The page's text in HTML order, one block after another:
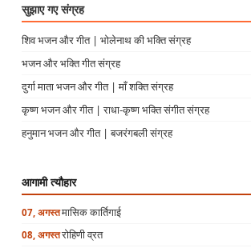
सुझाए गए संग्रह
शिव भजन और गीत | भोलेनाथ की भक्ति संग्रह
भजन और भक्ति गीत संग्रह
दुर्गा माता भजन और गीत | माँ शक्ति संग्रह
कृष्ण भजन और गीत | राधा-कृष्ण भक्ति संगीत संग्रह
हनुमान भजन और गीत | बजरंगबली संग्रह
आगामी त्यौहार
07, अगस्तमासिक कार्तिगाई
08, अगस्तरोहिणी व्रत